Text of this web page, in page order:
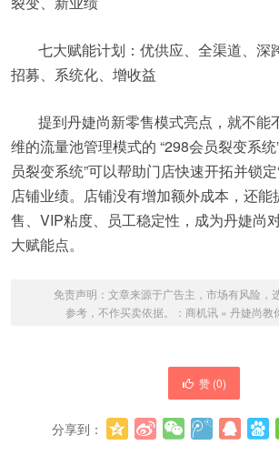
七大赋能计划：优供应、全渠道、深
招募、系统化、增收益
提到丹婕尚新零售模式亮点，就不能
维的流量池管理模式的 “298会员裂变系统
员裂变系统”可以帮助门店快速开拓并锁
店铺业绩。店铺没有增加额外成本，还能
售、VIP粘度、员工稳定性，成为丹婕尚
大赋能点。
免责声明：文章来源于广告主，市场有风险，
参考，不作买卖依据。： 商机讯» 丹婕尚教
赞 (0)
分享到：